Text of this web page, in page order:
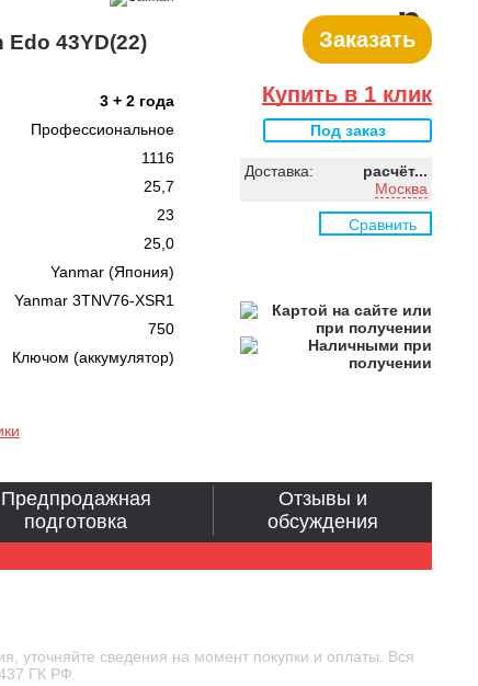
Edo 43YD(22)
3 + 2 года
Профессиональное
1116
25,7
23
25,0
Yanmar (Япония)
Yanmar 3TNV76-XSR1
750
Ключом (аккумулятор)
р.
Заказать
Купить в 1 клик
Под заказ
Доставка:
расчёт...
Москва
Сравнить
Предпродажная
подготовка
Отзывы и
обсуждения
уточняйте сведения на момент покупки и оплаты. Вся
ГК РФ.